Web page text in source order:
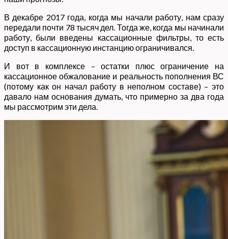
В декабре 2017 года, когда мы начали работу, нам сразу
передали почти 78 тысяч дел. Тогда же, когда мы начинали
работу, были введены кассационные фильтры, то есть
доступ в кассационную инстанцию ограничивался.
И вот в комплексе – остатки плюс ограничение на
кассационное обжалование и реальность пополнения ВС
(потому как он начал работу в неполном составе) – это
давало нам основания думать, что примерно за два года
мы рассмотрим эти дела.